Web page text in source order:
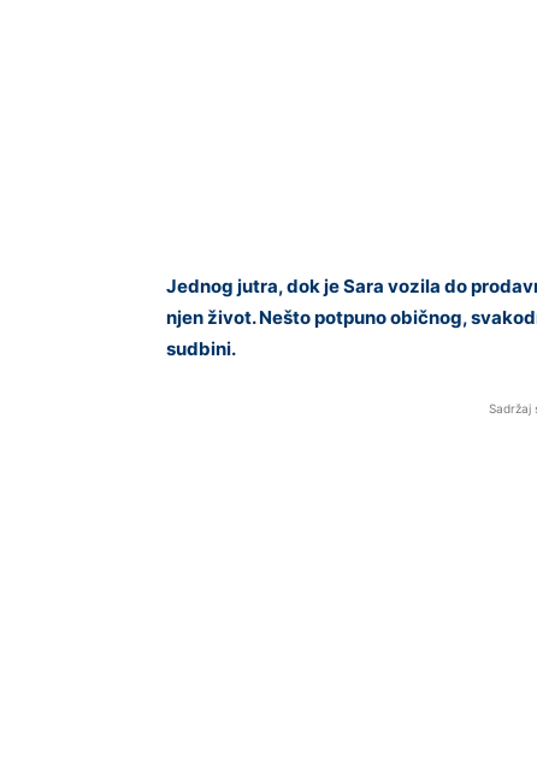
Jednog jutra, dok je Sara vozila do
njen život. Nešto potpuno običnog,
sudbini.
Sadržaj